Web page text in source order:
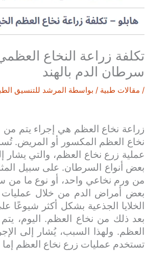
تكلفة زراعة النخاع
سرطان الدم بالهند
/ مقالات طبية / بواسطة المرشد للتنسيق
زراعة نخاع العظم هي إجراء يتم من
نخاع العظم المكسور أو المريض.
عملية زرع نخاع العظم، والتي يشار
بعض أنواع السرطان. على سبيل
من ورم نخاعي واحد، أو نوع ما من
بعض أمراض الدم من خلال عمليات
الخلايا الجذعية بشكل أكثر شيوعًا
بعد ذلك من نخاع العظم. اليوم،
العظم. ولهذا السبب، يُشار إلى
تستخدم عمليات زرع نخاع العظم